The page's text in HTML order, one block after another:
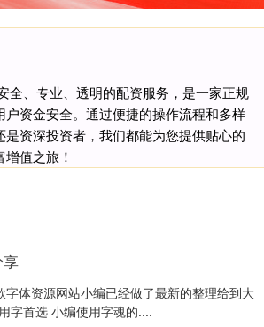
全、专业、透明的配资服务，是一家正规
资金安全。通过便捷的操作流程和多样
资深投资者，我们都能为您提供贴心的
值之旅！
体资源网站小编已经做了最新的整理给到大
字首选 小编使用字魂的....